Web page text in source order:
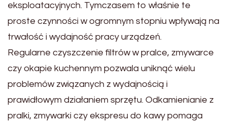
eksploatacyjnych. Tymczasem to właśnie te
proste czynności w ogromnym stopniu wpływają na
trwałość i wydajność pracy urządzeń.
Regularne czyszczenie filtrów w pralce, zmywarce
czy okapie kuchennym pozwala uniknąć wielu
problemów związanych z wydajnością i
prawidłowym działaniem sprzętu. Odkamienianie z
pralki, zmywarki czy ekspresu do kawy pomaga